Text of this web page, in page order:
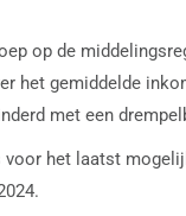
op de
het gemiddelde
met een
het laatst